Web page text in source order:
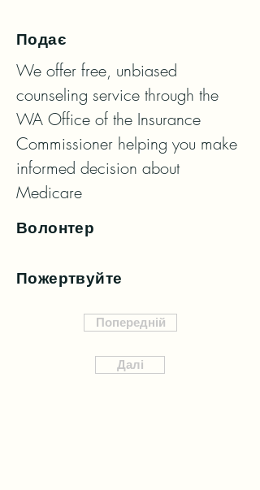
Подає
We offer free, unbiased
counseling service through the
WA Office of the Insurance
Commissioner helping you make
informed decision about
Medicare
Волонтер
Пожертвуйте
Попередній
Далі